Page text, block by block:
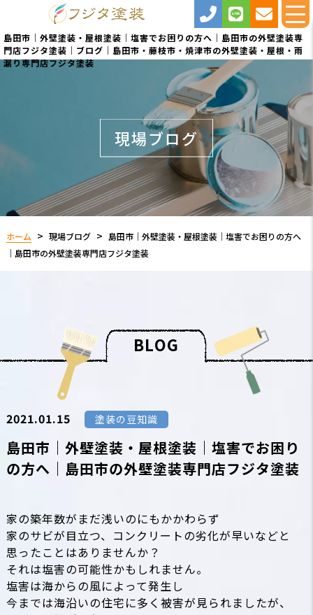
島田市｜外壁塗装・屋根塗装｜塩害でお困りの方へ｜島田市の外壁塗装専
門店フジタ塗装｜ブログ｜島田市・藤枝市・焼津市の外壁塗装・屋根・雨
漏り専門店フジタ塗装
現場ブログ
ホーム 現場ブログ
島田市｜外壁塗装・屋根塗装｜塩害でお困りの方へ
｜島田市の外壁塗装専門店フジタ塗装
BLOG
2021.01.15 塗装の豆知識
島田市｜外壁塗装・屋根塗装｜塩害でお困り
の方へ｜島田市の外壁塗装専門店フジタ塗装
家の築年数がまだ浅いのにもかかわらず
家のサビが目立つ、コンクリートの劣化が早いなどと
思ったことはありませんか？
それは塩害の可能性かもしれません。
塩害は海からの風によって発生し
今までは海沿いの住宅に多く被害が見られましたが、